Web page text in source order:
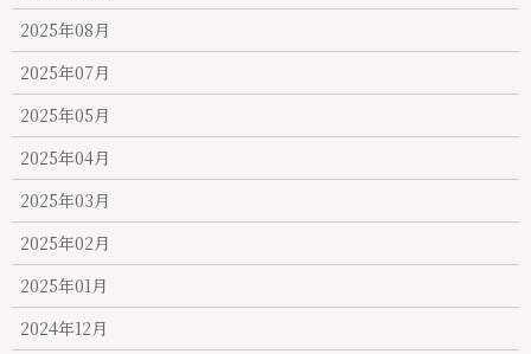
2025年08月
2025年07月
2025年05月
2025年04月
2025年03月
2025年02月
2025年01月
2024年12月